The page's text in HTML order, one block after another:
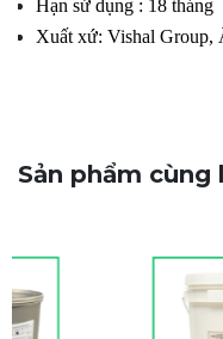
Hạn sử dụng : 18 tháng
Xuất xứ: Vishal Group,
Sản phẩm cùng